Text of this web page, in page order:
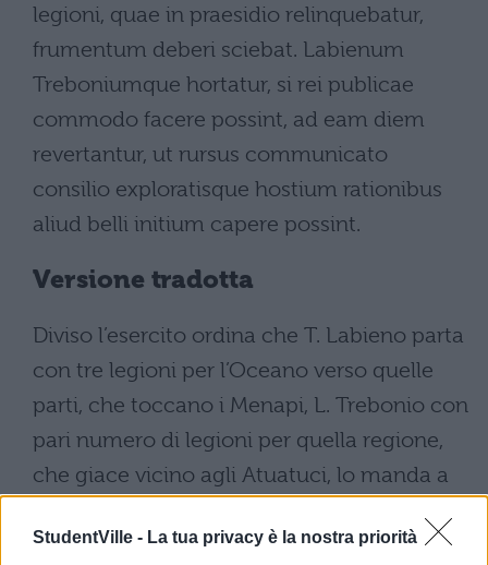
StudentVille - La tua privacy è la nostra priorità
legioni, quae in praesidio relinquebatur,
frumentum deberi sciebat. Labienum
Treboniumque hortatur, si rei publicae
commodo facere possint, ad eam diem
revertantur, ut rursus communicato
consilio exploratisque hostium rationibus
aliud belli initium capere possint.
Versione tradotta
Diviso l’esercito ordina che T. Labieno parta
con tre legioni per l’Oceano verso quelle
parti, che toccano i Menapi, L. Trebonio con
pari numero di legioni per quella regione,
che giace vicino agli Atuatuci, lo manda a
altre tre legioni presso il fiume Scheda, che